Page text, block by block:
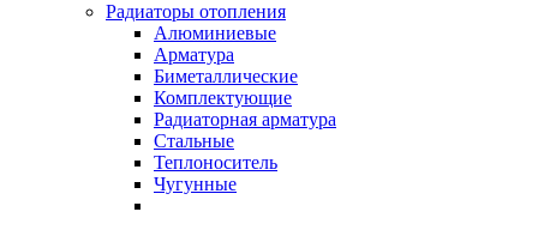
Радиаторы отопления
Алюминиевые
Арматура
Биметаллические
Комплектующие
Радиаторная арматура
Стальные
Теплоноситель
Чугунные